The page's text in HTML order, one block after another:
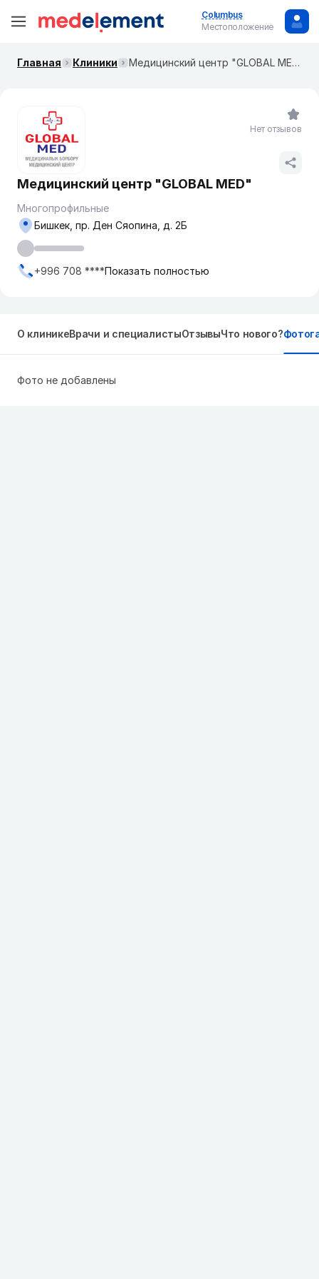
Columbus
Местоположение
Главная Клиники ​Медицинский центр "GLOBAL MED"
​Медицинский центр "GLOBAL MED"
Многопрофильные
Бишкек, ​пр. Ден Сяопина, д. 2Б
+996 708 ****Показать полностью
Нет отзывов
О клиникеВрачи и специалистыОтзывыЧто нового?
Фото не добавлены